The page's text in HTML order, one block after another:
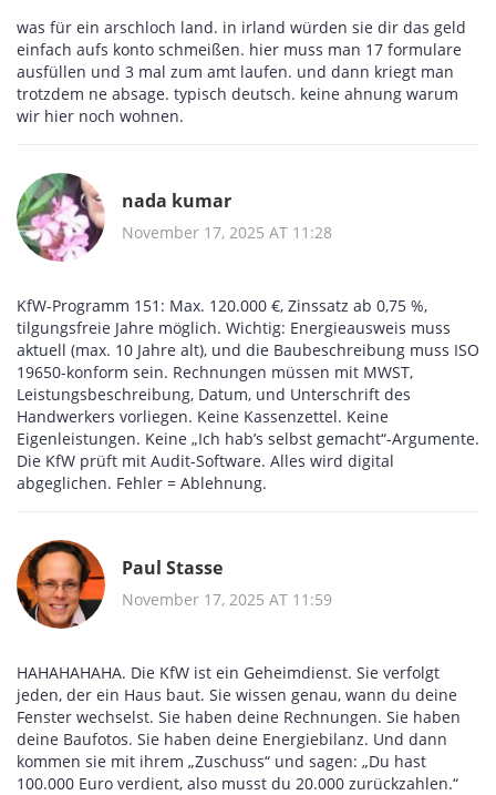
was für ein arschloch land. in irland würden sie dir das geld
einfach aufs konto schmeißen. hier muss man 17 formulare
ausfüllen und 3 mal zum amt laufen. und dann kriegt man
trotzdem ne absage. typisch deutsch. keine ahnung warum
wir hier noch wohnen.
nada kumar
November 17, 2025 AT 11:28
KfW-Programm 151: Max. 120.000 €, Zinssatz ab 0,75 %,
tilgungsfreie Jahre möglich. Wichtig: Energieausweis muss
aktuell (max. 10 Jahre alt), und die Baubeschreibung muss ISO
19650-konform sein. Rechnungen müssen mit MWST,
Leistungsbeschreibung, Datum, und Unterschrift des
Handwerkers vorliegen. Keine Kassenzettel. Keine
Eigenleistungen. Keine „Ich hab’s selbst gemacht“-Argumente.
Die KfW prüft mit Audit-Software. Alles wird digital
abgeglichen. Fehler = Ablehnung.
Paul Stasse
November 17, 2025 AT 11:59
HAHAHAHAHA. Die KfW ist ein Geheimdienst. Sie verfolgt
jeden, der ein Haus baut. Sie wissen genau, wann du deine
Fenster wechselst. Sie haben deine Rechnungen. Sie haben
deine Baufotos. Sie haben deine Energiebilanz. Und dann
kommen sie mit ihrem „Zuschuss“ und sagen: „Du hast
100.000 Euro verdient, also musst du 20.000 zurückzahlen.“